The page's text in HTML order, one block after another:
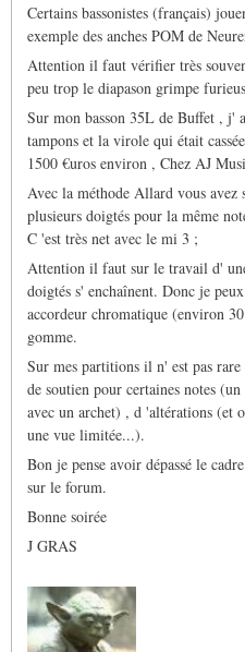
Certains bassonistes (français)
exemple des anches POM de
Attention il faut vérifier très
peu trop le diapason grimpe
Sur mon basson 35L de Buffet , j'
tampons et la virole qui était
1500 €uros environ , Chez AJ
Avec la méthode Allard vous
plusieurs doigtés pour la même
C 'est très net avec le mi 3 ;
Attention il faut sur le travail d'
doigtés s' enchaînent. Donc je
accordeur chromatique (environ
gomme.
Sur mes partitions il n' est pas
de soutien pour certaines notes
avec un archet) , d 'altérations (et
une vue limitée...).
Bon je pense avoir dépassé le
sur le forum.
Bonne soirée
J GRAS